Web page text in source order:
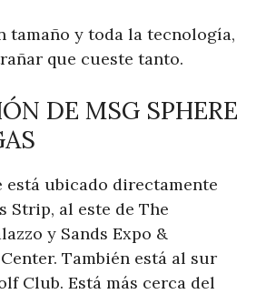
tamaño y toda la tecnología,
que cueste tanto.
DE MSG SPHERE
está ubicado directamente
Strip, al este de The
y Sands Expo &
También está al sur
Club. Está más cerca del